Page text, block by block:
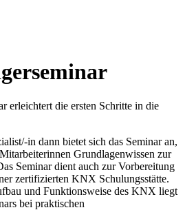
erleichtert die ersten Schritte in die
in dann bietet sich das Seminar an,
Grundlagenwissen zur
Seminar dient auch zur Vorbereitung
zertifizierten KNX Schulungsstätte.
und Funktionsweise des KNX liegt
bei praktischen